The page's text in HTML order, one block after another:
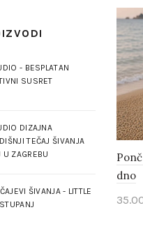
dno
- BESPLATAN
SUSRET
DIZAJNA
TEČAJ ŠIVANJA
U ZAGREBU
ŠIVANJA - LITTLE